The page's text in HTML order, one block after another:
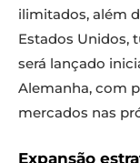
ilimitados, além
Estados Unidos,
será lançado
Alemanha, com
mercados nas
Expansão